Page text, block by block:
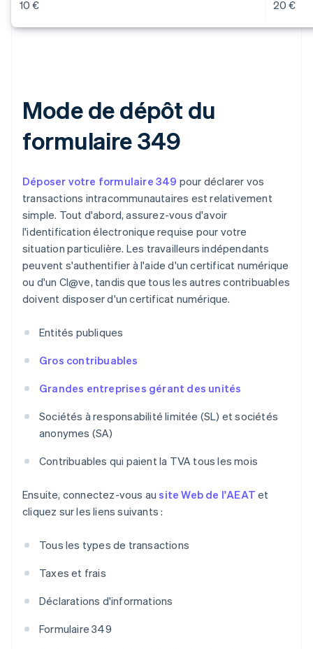
10 € 20 €
Mode de dépôt du
formulaire 349
Déposer votre formulaire 349 pour déclarer vos
transactions intracommunautaires est relativement
simple. Tout d'abord, assurez-vous d'avoir
l'identification électronique requise pour votre
situation particulière. Les travailleurs indépendants
peuvent s'authentifier à l'aide d'un certificat numérique
ou d'un Cl@ve, tandis que tous les autres contribuables
doivent disposer d'un certificat numérique.
Entités publiques
Gros contribuables
Grandes entreprises gérant des unités
Sociétés à responsabilité limitée (SL) et sociétés
anonymes (SA)
Contribuables qui paient la TVA tous les mois
Ensuite, connectez-vous ausite Web de l'AEAT et
cliquez sur les liens suivants :
Tous les types de transactions
Taxes et frais
Déclarations d'informations
Formulaire 349